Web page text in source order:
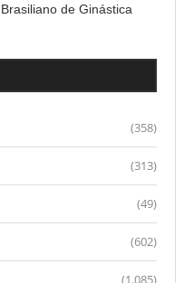
Brasiliano de Ginástica
(358)
(313)
(49)
(602)
(1.085)